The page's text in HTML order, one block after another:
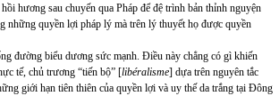
hương sau chuyến qua Pháp để đệ trình bản thỉnh nguyện
những quyền lợi pháp lý mà trên lý thuyết họ được quyền
đường biểu dương sức mạnh. Điều này chẳng có gì khiến
tế, chủ trương “tiến bộ” [libéralisme] dựa trên nguyên tắc
giới hạn tiên thiên của quyền lợi và uy thế da trắng tại Đông